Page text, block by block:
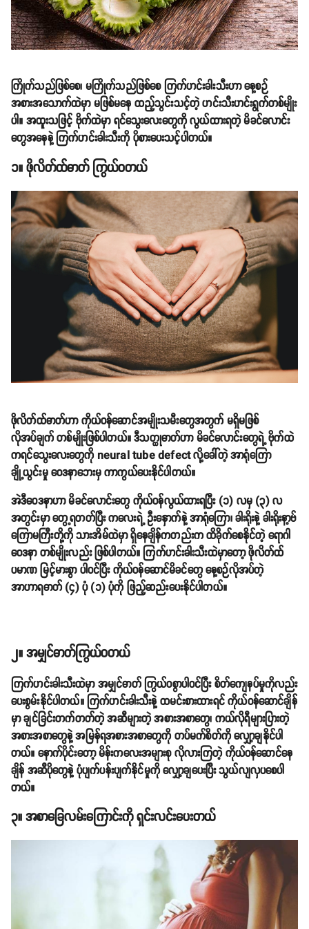
ကြိုက်သည်ဖြစ်စေ၊ မကြိုက်သည်ဖြစ်စေ ကြက်ဟင်းခါးသီးဟာ နေ့စဉ်
အစားအသောက်ထဲမှာ မဖြစ်မနေ ထည့်သွင်းသင့်တဲ့ ဟင်းသီးဟင်းရွက်တစ်မျိုး
ပါ။ အထူးသဖြင့် ဗိုက်ထဲမှာ ရင်သွေးလေးတွေကို လွယ်ထားရတဲ့ မိခင်လောင်း
တွေအနေနဲ့ ကြက်ဟင်းခါးသီးကို ပိုစားပေးသင့်ပါတယ်။
၁။ ဖိုလိတ်ထ်ဓာတ် ကြွယ်ဝတယ်
ဖိုလိတ်ထ်ဓာတ်ဟာ ကိုယ်ဝန်ဆောင်အမျိုးသမီးတွေအတွက် မရှိမဖြစ်
လိုအပ်ချက် တစ်မျိုးဖြစ်ပါတယ်။ ဒီသတ္ထုဓာတ်ဟာ မိခင်လောင်းတွေရဲ့ ဗိုက်ထဲ
ကရင်သွေးလေးတွေကို neural tube defect လို့ခေါ်တဲ့ အာရုံကြော
ချို့ယွင်းမှု ဝေဒနာဘေးမှ ကာကွယ်ပေးနိုင်ပါတယ်။
အဲဒီဝေဒနာဟာ မိခင်လောင်းတွေ ကိုယ်ဝန်လွယ်ထားရပြီး (၁) လမှ (၃) လ
အတွင်းမှာ တွေ့ရတတ်ပြီး ကလေးရဲ့ ဦးနှောက်နဲ့ အာရုံကြော၊ ခါးရိုးနဲ့ ခါးရိုးနာ့ဗ်
ကြောမကြီးတို့ကို သားအိမ်ထဲမှာ ရှိနေချိန်ကတည်းက ထိခိုက်စေနိုင်တဲ့ ရောဂါ
ဝေဒနာ တစ်မျိုးလည်း ဖြစ်ပါတယ်။ ကြက်ဟင်းခါးသီးထဲမှာတော့ ဖိုလိတ်ထ်
ပမာဏ မြင့်မားစွာ ပါဝင်ပြီး ကိုယ်ဝန်ဆောင်မိခင်တွေ နေ့စဉ်လိုအပ်တဲ့
အာဟာရဓာတ် (၄) ပုံ (၁) ပုံကို ဖြည့်ဆည်းပေးနိုင်ပါတယ်။
၂။ အမျှင်ဓာတ်ကြွယ်ဝတယ်
ကြက်ဟင်းခါးသီးထဲမှာ အမျှင်ဓာတ် ကြွယ်ဝစွာပါဝင်ပြီး စိတ်ကျေနပ်မှုကိုလည်း
ပေးစွမ်းနိုင်ပါတယ်။ ကြက်ဟင်းခါးသီးနဲ့ ထမင်းစားထားရင် ကိုယ်ဝန်ဆောင်ချိန်
မှာ ချင်ခြင်းတက်တတ်တဲ့ အဆီများတဲ့ အစားအစာတွေ၊ ကယ်လိုရီများပြားတဲ့
အစားအစာတွေနဲ့ အမြန်ရအစားအစာတွေကို တပ်မက်စိတ်ကို လျှော့ချနိုင်ပါ
တယ်။ နောက်ပိုင်းတော့ မိန်းကလေးအများစု လိုလားကြတဲ့ ကိုယ်ဝန်ဆောင်နေ
ချိန် အဆီပိုတွေနဲ့ ပုံပျက်ပန်းပျက်နိုင်မှုကို လျှော့ချပေးပြီး သွယ်လျလှပစေပါ
တယ်။
၃။ အစာခြေလမ်းကြောင်းကို ရှင်းလင်းပေးတယ်